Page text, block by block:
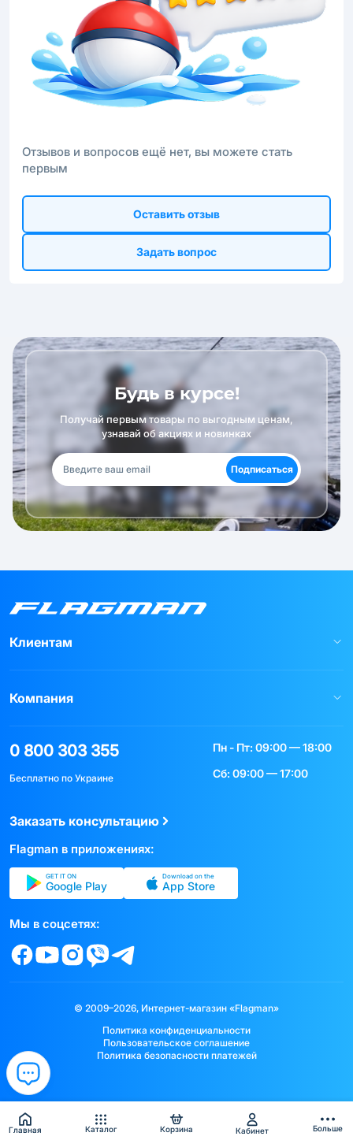
Главная Каталог Корзина Кабинет Больше
Отзывов и вопросов ещё нет, вы можете стать
первым
Оставить отзыв
Задать вопрос
Будь в курсе!
Получай первым товары по выгодным ценам,
узнавай об акциях и новинках
Подписаться
Клиентам
Компания
0 800 303 355
Бесплатно по Украине
Пн - Пт: 09:00 — 18:00
Сб: 09:00 — 17:00
Заказать консультацию
Flagman в приложениях:
GET IT ON
Google Play
Download on the
App Store
Мы в соцсетях:
© 2009–2026, Интернет-магазин «Flagman»
Политика конфиденциальности
Пользовательское соглашение
Политика безопасности платежей